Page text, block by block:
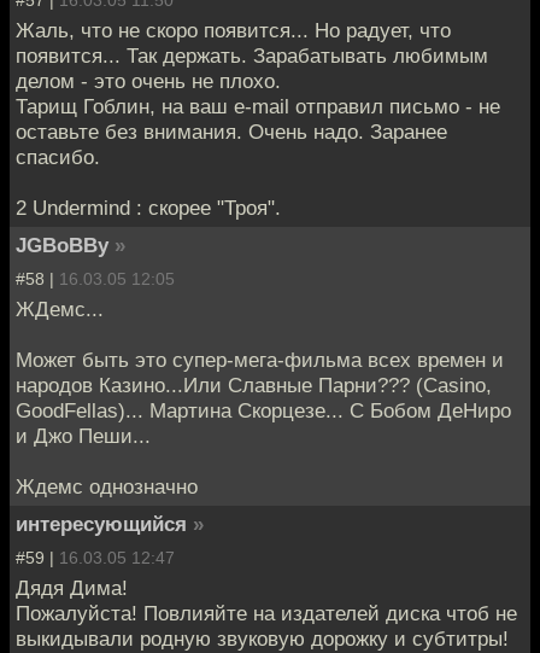
Жаль, что не скоро появится... Но радует, что
появится... Так держать. Зарабатывать любимым
делом - это очень не плохо.
Тарищ Гоблин, на ваш e-mail отправил письмо - не
оставьте без внимания. Очень надо. Заранее
спасибо.
2 Undermind : скорее "Троя".
JGBoBBy »
#58 | 16.03.05 12:05
ЖДемс...
Может быть это супер-мега-фильма всех времен и
народов Казино...Или Славные Парни??? (Casino,
GoodFellas)... Мартина Скорцезе... С Бобом ДеНиро
и Джо Пеши...
Ждемс однозначно
интересующийся »
#59 | 16.03.05 12:47
Дядя Дима!
Пожалуйста! Повлияйте на издателей диска чтоб не
выкидывали родную звуковую дорожку и субтитры!